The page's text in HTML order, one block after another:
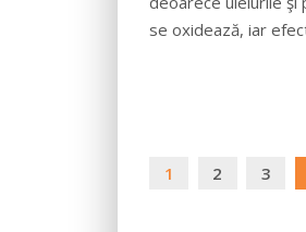
se oxidează, iar
navigation
1 2 3